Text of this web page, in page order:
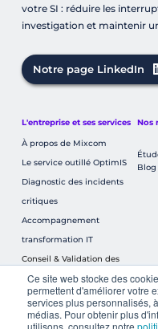
Ce site web stocke des
permettent d'améliorer votre
services plus personnalisés,
médias. Pour obtenir plus
utilisons, consultez notre
votre SI : réduire les
investigation et maintenir
Notre page LinkedIn
L'entreprise et ses services
À propos de Mixcom
Le service outillé OptimIS
Diagnostic des incidents
critiques
Accompagnement
transformation IT
Conseil & Validation des
décisions IT
Continuité opérationnelle
Nos
Blog